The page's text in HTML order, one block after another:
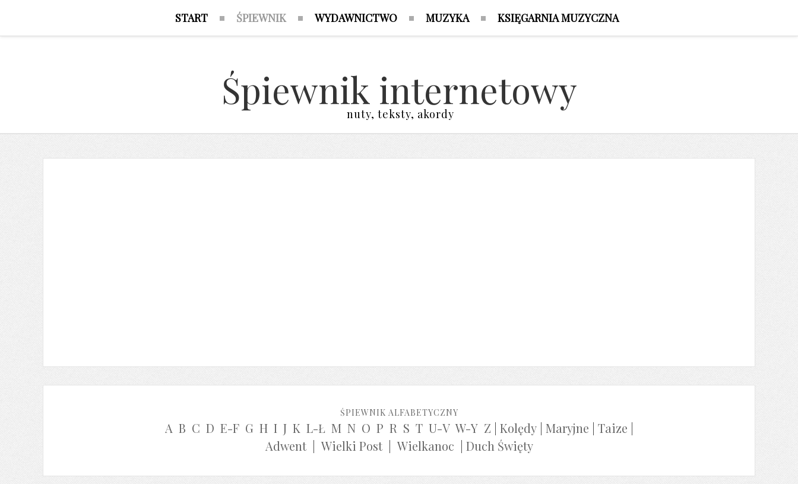
START ŚPIEWNIK WYDAWNICTWO MUZYKA KSIĘGARNIA MUZYCZNA
Śpiewnik internetowy
nuty, teksty, akordy
ŚPIEWNIK ALFABETYCZNY
A B C D E-F G H I J K L-Ł M N O P R S T U-V W-Y Z Kolędy| Maryjne Taize
Adwent| Wielki Post| Wielkanoc Duch Święty